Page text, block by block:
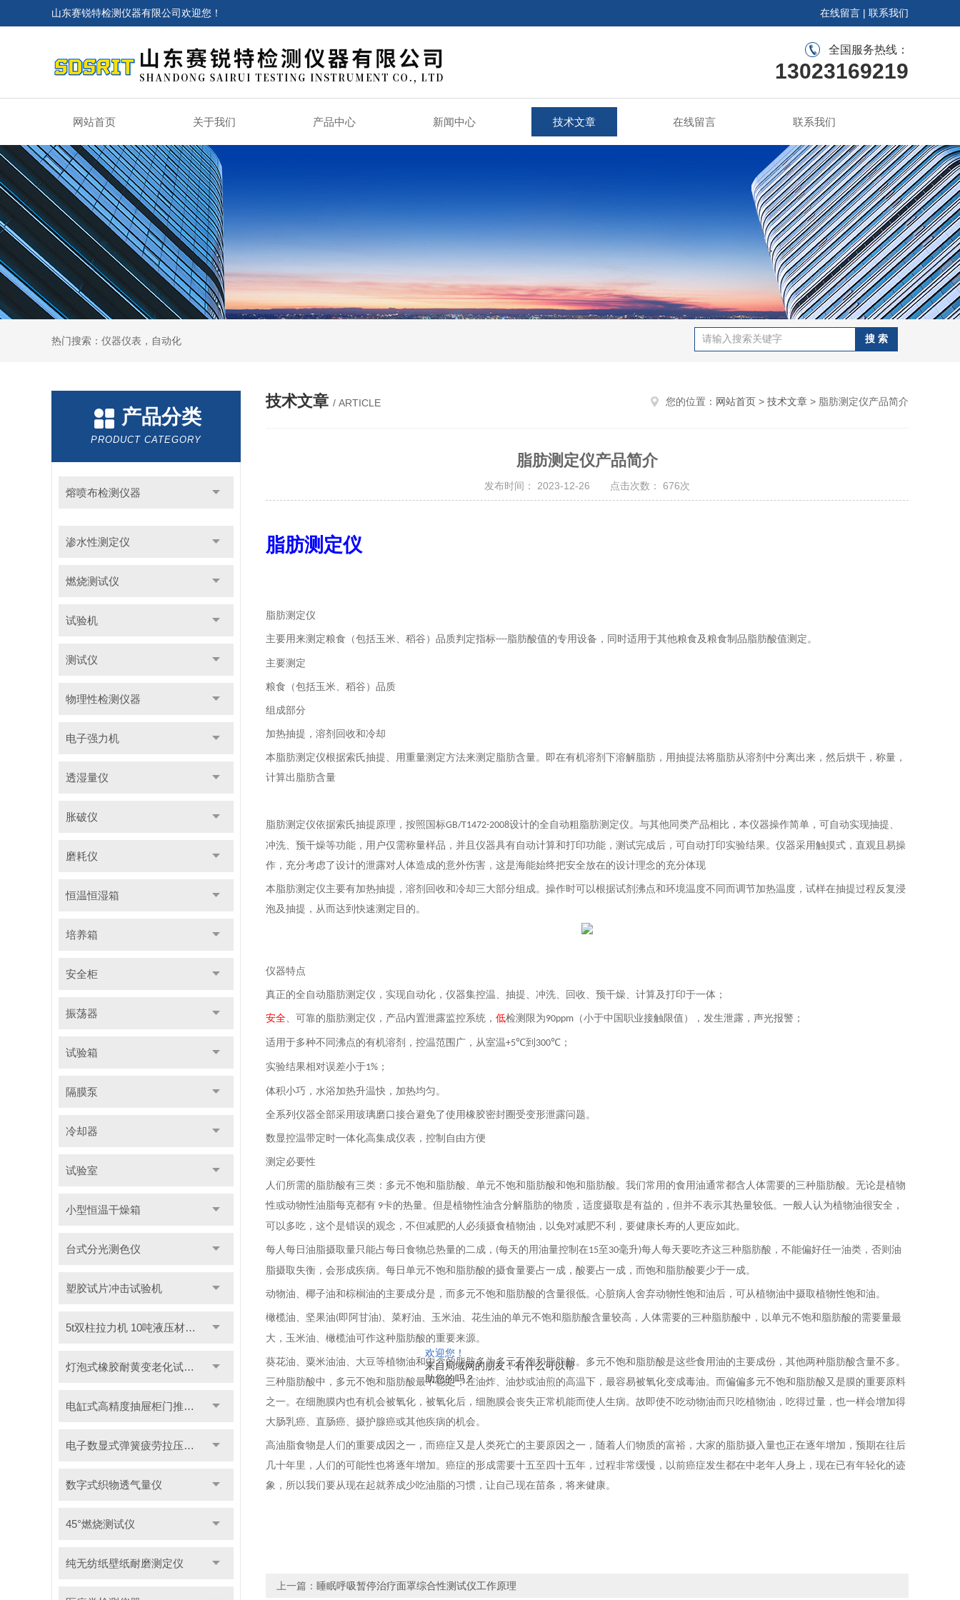
欢迎您！
来自局域网的朋友！有什么可以帮
助您的吗？
山东赛锐特检测仪器有限公司欢迎您！ 在线留言 | 联系我们
全国服务热线：
13023169219
网站首页 关于我们 产品中心 新闻中心 技术文章 在线留言 联系我们
热门搜索：仪器仪表，自动化
产品分类
PRODUCT CATEGORY
熔喷布检测仪器
渗水性测定仪
燃烧测试仪
试验机
测试仪
物理性检测仪器
电子强力机
透湿量仪
胀破仪
磨耗仪
恒温恒湿箱
培养箱
安全柜
振荡器
试验箱
隔膜泵
冷却器
试验室
小型恒温干燥箱
台式分光测色仪
塑胶试片冲击试验机
5t双柱拉力机 10吨液压材料拉力试验机
灯泡式橡胶耐黄变老化试验机
电缸式高精度抽屉柜门推拉试验机
电子数显式弹簧疲劳拉压试验机
数字式织物透气量仪
45°燃烧测试仪
纯无纺纸壁纸耐磨测定仪
技术文章 / ARTICLE 您的位置： 网站首页 > 技术文章 > 脂肪测定仪产品简介
脂肪测定仪产品简介
发布时间： 2023-12-26 点击次数： 676次
脂肪测定仪
脂肪测定仪
主要用来测定粮食（包括玉米、稻谷）品质判定指标----脂肪酸值的专用设备，同时适用于其他粮食及粮食制品脂肪酸值测定。
主要测定
粮食（包括玉米、稻谷）品质
组成部分
加热抽提，溶剂回收和冷却
本脂肪测定仪根据索氏抽提、用重量测定方法来测定脂肪含量。即在有机溶剂下溶解脂肪，用抽提法将脂肪从溶剂中分离出来，然后烘干，称量，
计算出脂肪含量
脂肪测定仪依据索氏抽提原理，按照国标GB/T1472-2008设计的全自动粗脂肪测定仪。与其他同类产品相比，本仪器操作简单，可自动实现抽提、
冲洗、预干燥等功能，用户仅需称量样品，并且仪器具有自动计算和打印功能，测试完成后，可自动打印实验结果。仪器采用触摸式，直观且易操
作，充分考虑了设计的泄露对人体造成的意外伤害，这是海能始终把安全放在的设计理念的充分体现
本脂肪测定仪主要有加热抽提，溶剂回收和冷却三大部分组成。操作时可以根据试剂沸点和环境温度不同而调节加热温度，试样在抽提过程反复浸
泡及抽提，从而达到快速测定目的。
仪器特点
真正的全自动脂肪测定仪，实现自动化，仪器集控温、抽提、冲洗、回收、预干燥、计算及打印于一体；
安全、可靠的脂肪测定仪，产品内置泄露监控系统， 低检测限为90ppm （小于中国职业接触限值），发生泄露，声光报警；
适用于多种不同沸点的有机溶剂，控温范围广，从室温+5℃到 300℃ ；
实验结果相对误差小于1% ；
体积小巧，水浴加热升温快，加热均匀。
全系列仪器全部采用玻璃磨口接合避免了使用橡胶密封圈受变形泄露问题。
数显控温带定时一体化高集成仪表，控制自由方便
测定必要性
人们所需的脂肪酸有三类：多元不饱和脂肪酸、单元不饱和脂肪酸和饱和脂肪酸。我们常用的食用油通常都含人体需要的三种脂肪酸。无论是植物
性或动物性油脂每克都有 9卡的热量。但是植物性油含分解脂肪的物质，适度摄取是有益的，但并不表示其热量较低。一般人认为植物油很安全，
可以多吃，这个是错误的观念，不但减肥的人必须摄食植物油，以免对减肥不利，要健康长寿的人更应如此。
每人每日油脂摄取量只能占每日食物总热量的二成， (每天的用油量控制在15至 30毫升)每人每天要吃齐这三种脂肪酸，不能偏好任一油类，否则油
脂摄取失衡，会形成疾病。每日单元不饱和脂肪酸的摄食量要占一成，酸要占一成，而饱和脂肪酸要少于一成。
动物油、椰子油和棕榈油的主要成分是，而多元不饱和脂肪酸的含量很低。心脏病人舍弃动物性饱和油后，可从植物油中摄取植物性饱和油。
橄榄油、坚果油(即阿甘油)、菜籽油、玉米油、花生油的单元不饱和脂肪酸含量较高，人体需要的三种脂肪酸中，以单元不饱和脂肪酸的需要量最
大，玉米油、橄榄油可作这种脂肪酸的重要来源。
葵花油、粟米油油、大豆等植物油和中含的脂肪多为多元不饱和脂肪酸。多元不饱和脂肪酸是这些食用油的主要成份，其他两种脂肪酸含量不多。
三种脂肪酸中，多元不饱和脂肪酸最不稳定，在油炸、油炒或油煎的高温下，最容易被氧化变成毒油。而偏偏多元不饱和脂肪酸又是膜的重要原料
之一。在细胞膜内也有机会被氧化，被氧化后，细胞膜会丧失正常机能而使人生病。故即使不吃动物油而只吃植物油，吃得过量，也一样会增加得
大肠乳癌、直肠癌、摄护腺癌或其他疾病的机会。
高油脂食物是人们的重要成因之一，而癌症又是人类死亡的主要原因之一，随着人们物质的富裕，大家的脂肪摄入量也正在逐年增加，预期在往后
几十年里，人们的可能性也将逐年增加。癌症的形成需要十五至四十五年，过程非常缓慢，以前癌症发生都在中老年人身上，现在已有年轻化的迹
象，所以我们要从现在起就养成少吃油脂的习惯，让自己现在苗条，将来健康。
上一篇： 睡眠呼吸暂停治疗面罩综合性测试仪工作原理